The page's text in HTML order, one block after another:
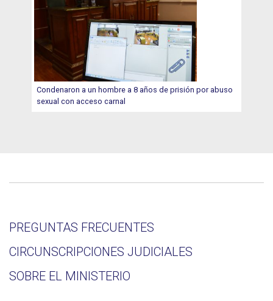
Condenaron a un hombre a 8 años de prisión por abuso
sexual con acceso carnal
PREGUNTAS FRECUENTES
CIRCUNSCRIPCIONES JUDICIALES
SOBRE EL MINISTERIO